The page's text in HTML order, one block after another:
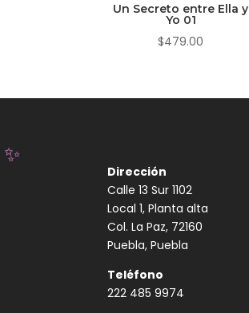
Un Secreto entre Ella y
Yo 01
$479.00
Dirección
Calle 13 Sur 1102
Local 1, Planta alta
Col. La Paz, 72160
Puebla, Puebla
Teléfono
222 485 9974